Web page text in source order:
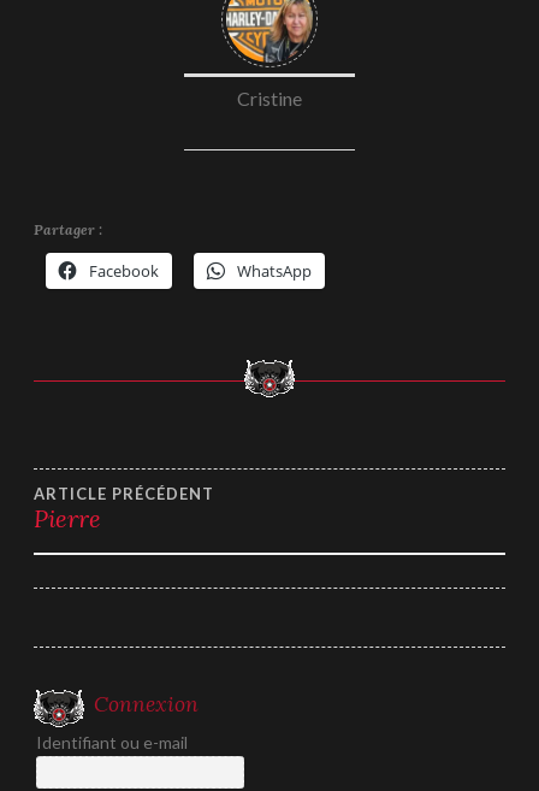
Cristine
Partager :
Facebook WhatsApp
Navigation
de
ARTICLE PRÉCÉDENT
Pierre
Connexion
Identifiant ou e-mail